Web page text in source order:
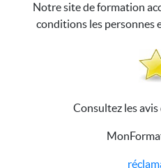
Notre site de formation
conditions les personnes
Consultez les